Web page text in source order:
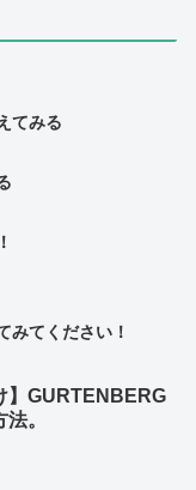
てみる
みてください！
】GURTENBERG
。